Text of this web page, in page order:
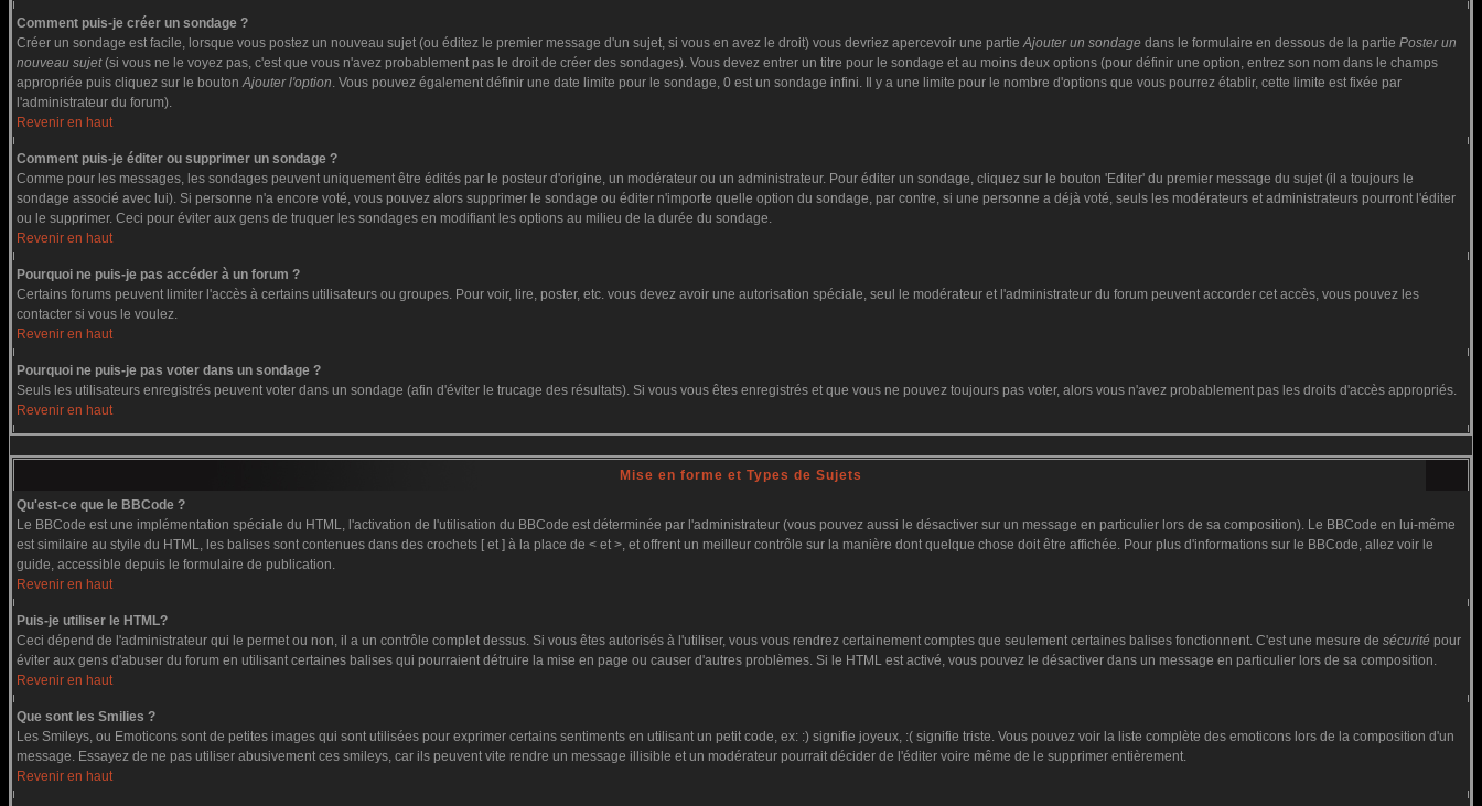
Comment puis-je créer un sondage ?
Créer un sondage est facile, lorsque vous postez un nouveau sujet (ou éditez le premier message d'un sujet, si vous en avez le droit) vous devriez apercevoir une partieAjouter un sondage dans le formulaire en dessous de la partie Poster un
nouveau sujet(si vous ne le voyez pas, c'est que vous n'avez probablement pas le droit de créer des sondages). Vous devez entrer un titre pour le sondage et au moins deux options (pour définir une option, entrez son nom dans le champs
appropriée puis cliquez sur le boutonAjouter l'option. Vous pouvez également définir une date limite pour le sondage, 0 est un sondage infini. Il y a une limite pour le nombre d'options que vous pourrez établir, cette limite est fixée par
l'administrateur du forum).
Revenir en haut
Comment puis-je éditer ou supprimer un sondage ?
Comme pour les messages, les sondages peuvent uniquement être édités par le posteur d'origine, un modérateur ou un administrateur. Pour éditer un sondage, cliquez sur le bouton 'Editer' du premier message du sujet (il a toujours le
sondage associé avec lui). Si personne n'a encore voté, vous pouvez alors supprimer le sondage ou éditer n'importe quelle option du sondage, par contre, si une personne a déjà voté, seuls les modérateurs et administrateurs pourront l'éditer
ou le supprimer. Ceci pour éviter aux gens de truquer les sondages en modifiant les options au milieu de la durée du sondage.
Revenir en haut
Pourquoi ne puis-je pas accéder à un forum ?
Certains forums peuvent limiter l'accès à certains utilisateurs ou groupes. Pour voir, lire, poster, etc. vous devez avoir une autorisation spéciale, seul le modérateur et l'administrateur du forum peuvent accorder cet accès, vous pouvez les
contacter si vous le voulez.
Revenir en haut
Pourquoi ne puis-je pas voter dans un sondage ?
Seuls les utilisateurs enregistrés peuvent voter dans un sondage (afin d'éviter le trucage des résultats). Si vous vous êtes enregistrés et que vous ne pouvez toujours pas voter, alors vous n'avez probablement pas les droits d'accès appropriés.
Revenir en haut
Mise en forme et Types de Sujets
Qu'est-ce que le BBCode ?
Le BBCode est une implémentation spéciale du HTML, l'activation de l'utilisation du BBCode est déterminée par l'administrateur (vous pouvez aussi le désactiver sur un message en particulier lors de sa composition). Le BBCode en lui-même
est similaire au styile du HTML, les balises sont contenues dans des crochets [ et ] à la place de < et >, et offrent un meilleur contrôle sur la manière dont quelque chose doit être affichée. Pour plus d'informations sur le BBCode, allez voir le
guide, accessible depuis le formulaire de publication.
Revenir en haut
Puis-je utiliser le HTML?
Ceci dépend de l'administrateur qui le permet ou non, il a un contrôle complet dessus. Si vous êtes autorisés à l'utiliser, vous vous rendrez certainement comptes que seulement certaines balises fonctionnent. C'est une mesure de sécurité pour
éviter aux gens d'abuser du forum en utilisant certaines balises qui pourraient détruire la mise en page ou causer d'autres problèmes. Si le HTML est activé, vous pouvez le désactiver dans un message en particulier lors de sa composition.
Revenir en haut
Que sont les Smilies ?
Les Smileys, ou Emoticons sont de petites images qui sont utilisées pour exprimer certains sentiments en utilisant un petit code, ex: :) signifie joyeux, :( signifie triste. Vous pouvez voir la liste complète des emoticons lors de la composition d'un
message. Essayez de ne pas utiliser abusivement ces smileys, car ils peuvent vite rendre un message illisible et un modérateur pourrait décider de l'éditer voire même de le supprimer entièrement.
Revenir en haut